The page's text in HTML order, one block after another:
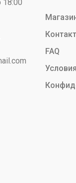
18:00
FAQ